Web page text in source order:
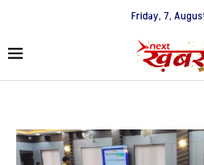
Friday, 7,